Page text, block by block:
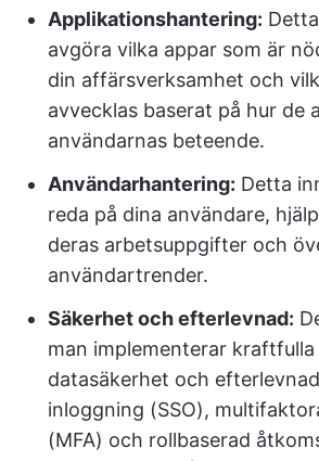
Applikationshantering:
avgöra vilka appar som är
din affärsverksamhet och
avvecklas baserat på hur de
användarnas beteende.
Användarhantering: Detta
reda på dina användare,
deras arbetsuppgifter och
användartrender.
Säkerhet och efterlevnad:
man implementerar
datasäkerhet och
inloggning (SSO),
(MFA) och rollbaserad